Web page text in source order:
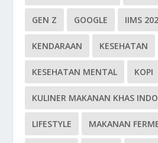
GEN Z GOOGLE IIMS
KENDARAAN KESEHATAN
KESEHATAN MENTAL KOPI
KULINER MAKANAN KHAS
LIFESTYLE MAKANAN